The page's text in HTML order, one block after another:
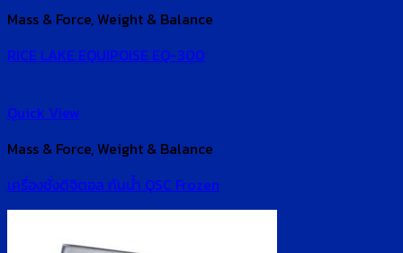
Mass & Force, Weight & Balance
RICE LAKE EQUIPOISE EQ-300
Quick View
Mass & Force, Weight & Balance
เครื่องชั่งดิจิตอล กันน้ำ QSC Frozen